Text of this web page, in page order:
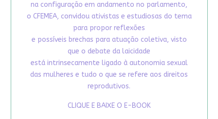
na configuração em andamento no parlamento,
o CFEMEA, convidou ativistas e estudiosas do tema
para propor reflexões
e possíveis brechas para atuação coletiva, visto
que o debate da laicidade
está intrinsecamente ligado à autonomia sexual
das mulheres e tudo o que se refere aos direitos
reprodutivos.
CLIQUE E BAIXE O E-BOOK